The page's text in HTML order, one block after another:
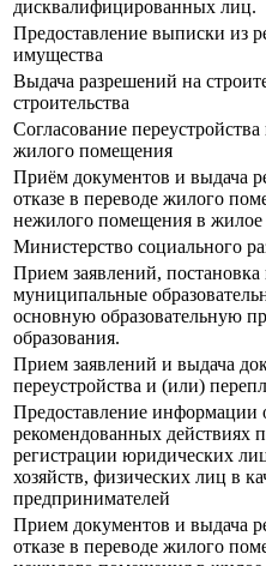
дисквалифицированных лиц.
Предоставление выписки из
имущества
Выдача разрешений на
строительства
Согласование
жилого помещения
Приём документов и выдача
отказе в переводе жилого
нежилого помещения в
Министерство социального
Прием заявлений, постановка
муниципальные
основную образовательную
образования.
Прием заявлений и выдача
переустройства и (или)
Предоставление информации
рекомендованных действиях
регистрации юридических
хозяйств, физических лиц в
предпринимателей
Прием документов и выдача
отказе в переводе жилого